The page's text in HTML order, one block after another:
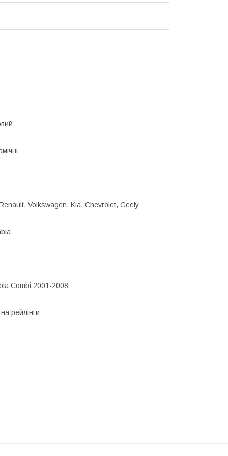
Volkswagen, Kia, Chevrolet, Geely
Combi 2001-2008
рейлінги